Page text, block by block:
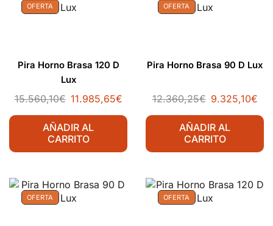
OFERTA
Pira Horno Brasa 120 D
Lux
15.560,10€ 11.985,65€
AÑADIR AL
CARRITO
OFERTA
Pira Horno Brasa 90 D Lux
12.360,25€ 9.325,10€
AÑADIR AL
CARRITO
OFERTA OFERTA